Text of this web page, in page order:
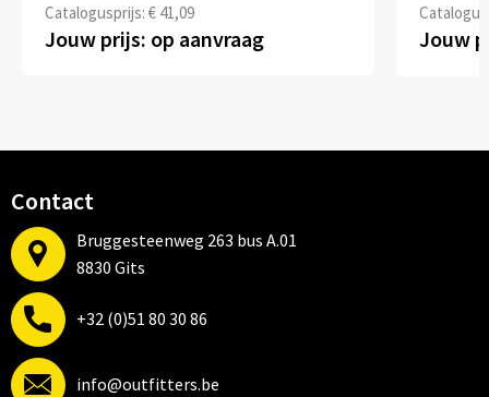
Catalogusprijs: € 41,09
Jouw prijs: op aanvraag Jouw
Contact
Bruggesteenweg 263 bus A.01
8830 Gits
+32 (0)51 80 30 86
info@outfitters.be